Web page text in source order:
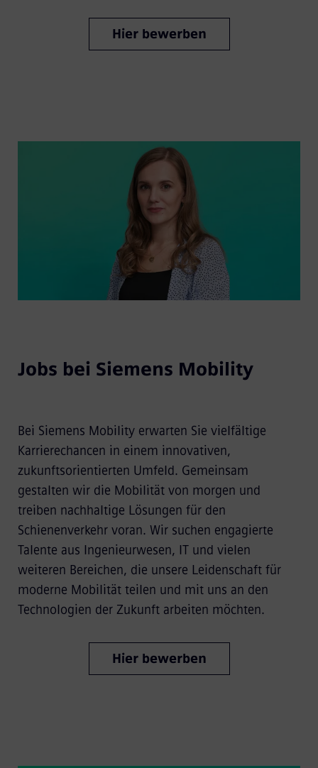
Hier bewerben
Jobs bei Siemens Mobility
Bei Siemens Mobility erwarten Sie vielfältige
Karrierechancen in einem innovativen,
zukunftsorientierten Umfeld. Gemeinsam
gestalten wir die Mobilität von morgen und
treiben nachhaltige Lösungen für den
Schienenverkehr voran. Wir suchen engagierte
Talente aus Ingenieurwesen, IT und vielen
weiteren Bereichen, die unsere Leidenschaft für
moderne Mobilität teilen und mit uns an den
Technologien der Zukunft arbeiten möchten.
Hier bewerben